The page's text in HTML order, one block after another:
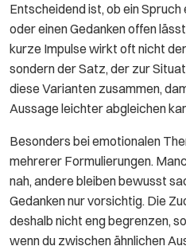
Entscheidend ist, ob ein
oder einen Gedanken offen
kurze Impulse wirkt oft nicht
sondern der Satz, der zur
diese Varianten zusammen,
Aussage leichter abgleichen
Besonders bei emotionalen
mehrerer Formulierungen.
nah, andere bleiben bewusst
Gedanken nur vorsichtig. Die
deshalb nicht eng begrenzen,
wenn du zwischen ähnlichen